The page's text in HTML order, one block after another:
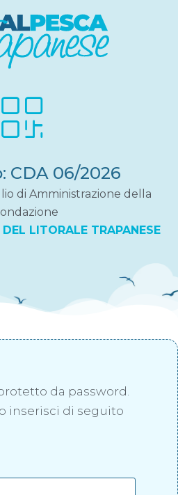
CDA 06/2026
di Amministrazione della
LITORALE TRAPANESE
da password.
inserisci di seguito